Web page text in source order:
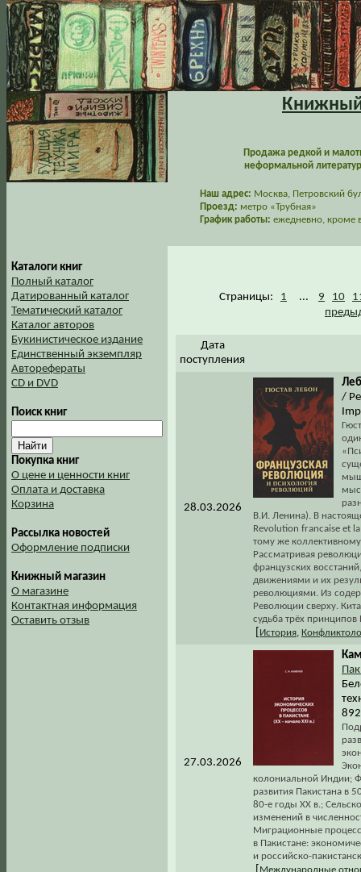
Книжный
Продажа редкой и
неформальной
Наш адрес: Москва, Петровский
Проезд: метро «Трубная»
График работы: ежедневно, кроме
Каталоги книг
Полный каталог
Датированный каталог
Тематический каталог
Каталог авторов
Букинистическое издание
Единственный экземпляр
Авторефераты
CD и DVD
Поиск книг
Покупка книг
О цене и ценности книг
Оплата и доставка
Корзина
Рассылка новостей
Оформление подписки
Книжный магазин
О магазине
Контактная информация
Оставить отзыв
Страницы: 1 ... 9 10
Дата
поступления
28.03.2026
/
В.И. Ленина). В
Revolution francaise et
тому же
Рассматривая
французских
движениями и их
революциями. Из
Революции сверху.
судьба трёх
История,
27.03.2026
колониальной Индии;
развития Пакистана в
80-е годы ХХ в.;
изменений в
Миграционные
в Пакистане:
и российско-